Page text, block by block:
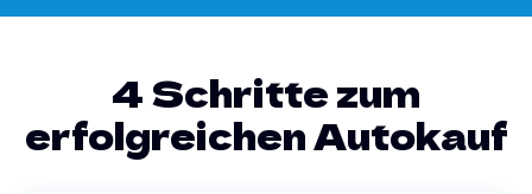
4 Schritte zum
erfolgreichen Autokauf